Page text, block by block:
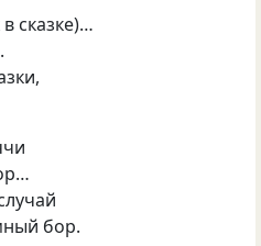
сказке)…
бор.